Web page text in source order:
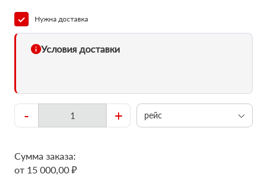
Нужна доставка
Условия доставки
- + рейс
Сумма заказа:
от 15 000,00 ₽